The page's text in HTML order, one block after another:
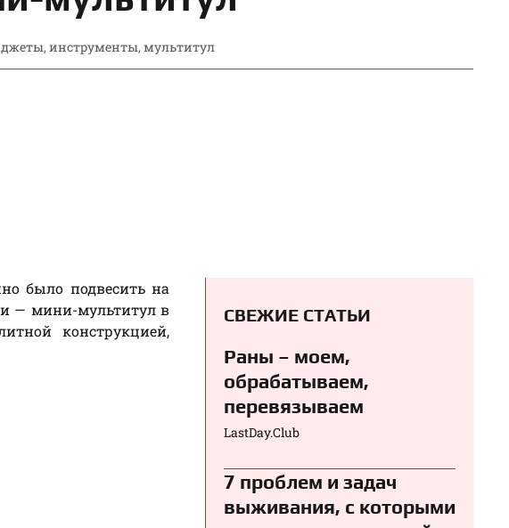
,инструменты,мультитул
было подвесить на
— мини-мультитул в
конструкцией,
СВЕЖИЕ СТАТЬИ
Раны – моем,
обрабатываем,
перевязываем⁠⁠
LastDay.Club
7 проблем и задач
выживания, с которыми